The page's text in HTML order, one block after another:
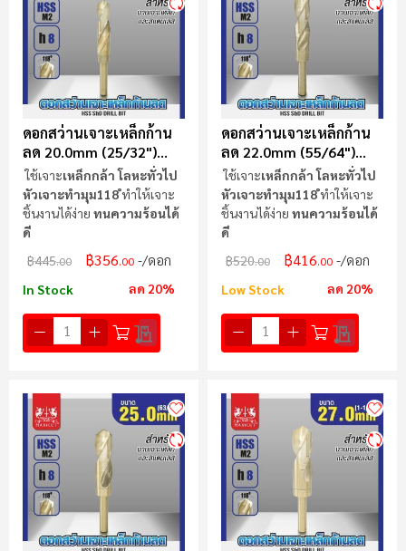
ดอกสว่านเจาะเหล็กก้าน
ลด 20.0mm (25/32")
MAXICUT
ใช้เจาะเหล็กกล้า โลหะทั่วไป
หัวเจาะทำมุม118 ํทำให้เจาะ
ชิ้นงานได้ง่าย ทนความร้อนได้
ดี
฿445.00 ฿356.00 /ดอก
In Stock ลด 20%
ดอกสว่านเจาะเหล็กก้าน
ลด 22.0mm (55/64")
MAXICUT
ใช้เจาะเหล็กกล้า โลหะทั่วไป
หัวเจาะทำมุม118 ํทำให้เจาะ
ชิ้นงานได้ง่าย ทนความร้อนได้
ดี
฿520.00 ฿416.00 /ดอก
Low Stock ลด 20%